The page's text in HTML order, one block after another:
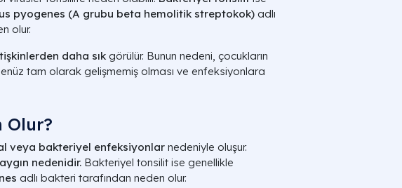
pyogenes (A grubu beta hemolitik streptokok) adlı
olur.
daha sık görülür. Bunun nedeni, çocukların
tam olarak gelişmemiş olması ve enfeksiyonlara
Olur?
veya bakteriyel enfeksiyonlar nedeniyle oluşur.
nedenidir. Bakteriyel tonsilit ise genellikle
adlı bakteri tarafından neden olur.